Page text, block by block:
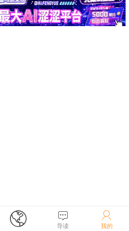
 
导读

我的